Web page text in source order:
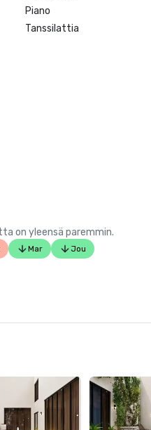
Piano
Tanssilattia
on yleensä paremmin.
Mar Jou